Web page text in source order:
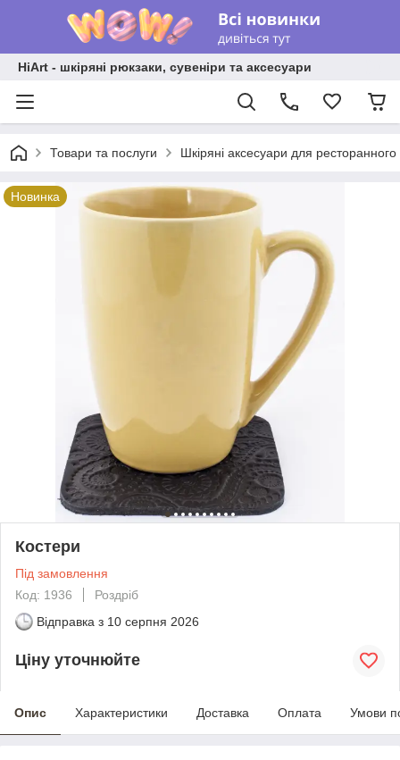
HiArt - шкіряні рюкзаки, сувеніри та аксесуари
Товари та послуги Шкіряні аксесуари для
Новинка
Костери
Під замовлення
Код: 1936
Роздріб
Відправка з 10 серпня 2026
Ціну уточнюйте
Опис Характеристики Доставка Оплата Умови